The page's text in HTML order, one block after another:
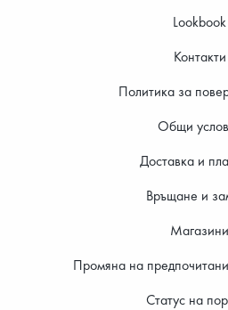
Lookbook
Контакти
Политика за
Общи
Доставка и
Връщане и
Магазини
Промяна на
Статус на